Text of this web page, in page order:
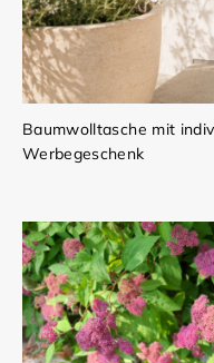
Baumwolltasche mit
Werbegeschenk